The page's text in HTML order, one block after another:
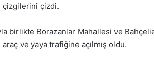
çizgilerini çizdi.
birlikte Borazanlar Mahallesi ve
ve yaya trafiğine açılmış oldu.